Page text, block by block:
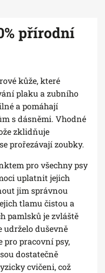
přírodní
kůže, které
plaku a zubního
a pomáhají
s dásněmi. Vhodné
zklidňuje
prořezávají zoubky.
pro všechny psy
uplatnit jejich
jim správnou
tlamu čistou a
pamlsků je zvláště
udrželo duševně
pro pracovní psy,
dostatečně
cvičeni, což